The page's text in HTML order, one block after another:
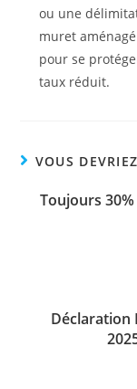
ou une
muret
pour se
taux réduit.
VOUS
Toujours
Déclaration